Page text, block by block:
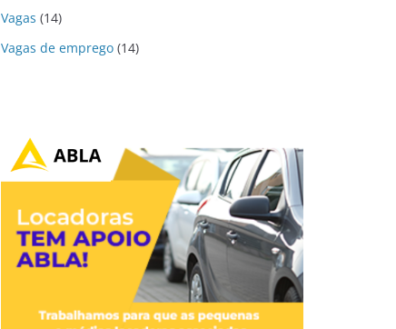
Vagas (14)
Vagas de emprego (14)